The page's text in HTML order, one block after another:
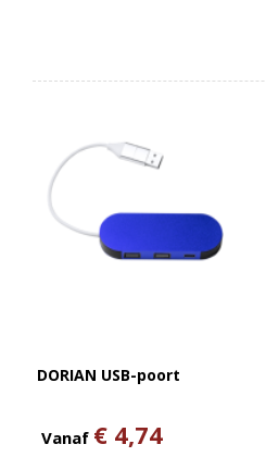
DORIAN USB-poort
Vanaf € 4,74